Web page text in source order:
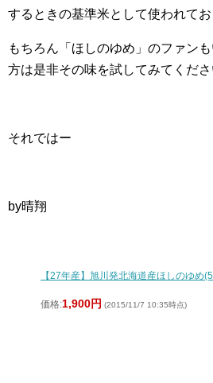
するときの基準米として使われてお
もちろん「ほしのゆめ」のファン
方は是非その味を試してみてくださ
それではー
by晴翔
【27年産】旭川発北海道産ほしのゆめ
価格:1,900円 (2015/11/7 10:35時点)